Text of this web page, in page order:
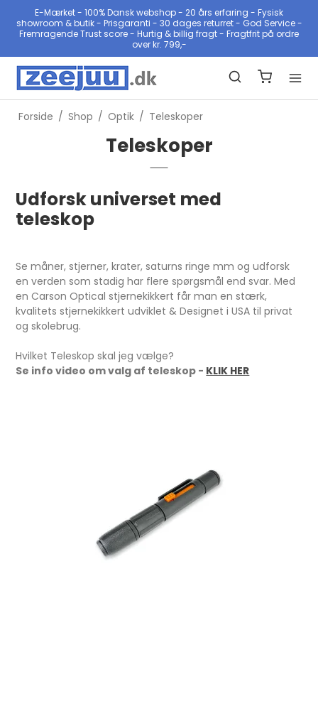
E-Mærket - 100% Dansk webshop - 20 års erfaring - Fysisk
showroom & butik - Prisgaranti - 30 dages returret - God Service -
Fremragende Trust score - Hurtig & billig fragt - Fragtfrit på ordre
over kr. 799,-
Forside / Shop / Optik / Teleskoper
Teleskoper
Udforsk universet med
teleskop
Se måner, stjerner, krater, saturns ringe mm og udforsk
en verden som stadig har flere spørgsmål end svar. Med
en Carson Optical stjernekikkert får man en stærk,
kvalitets stjernekikkert udviklet & Designet i USA til privat
og skolebrug.
Hvilket Teleskop skal jeg vælge?
Se info video om valg af teleskop - KLIK HER